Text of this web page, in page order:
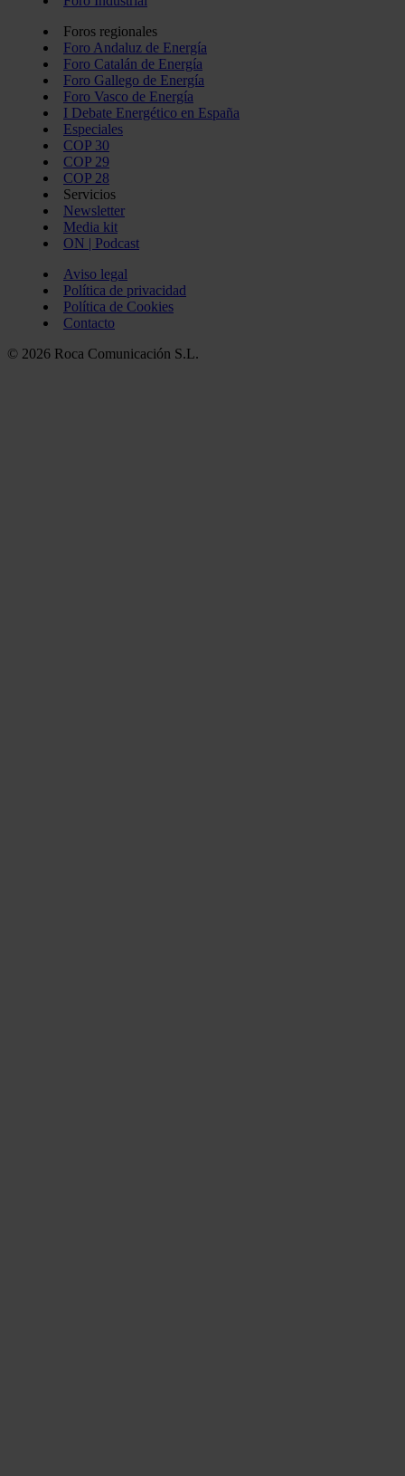
Foros regionales
Foro Andaluz de Energía
Foro Catalán de Energía
Foro Gallego de Energía
Foro Vasco de Energía
I Debate Energético en España
Especiales
COP 30
COP 29
COP 28
Servicios
Newsletter
Media kit
ON | Podcast
Aviso legal
Política de privacidad
Política de Cookies
Contacto
© 2026 Roca Comunicación S.L.